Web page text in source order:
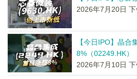
2026年7月20日
【今日IPO】晶合
8%（02249.HK）
2026年7月10日